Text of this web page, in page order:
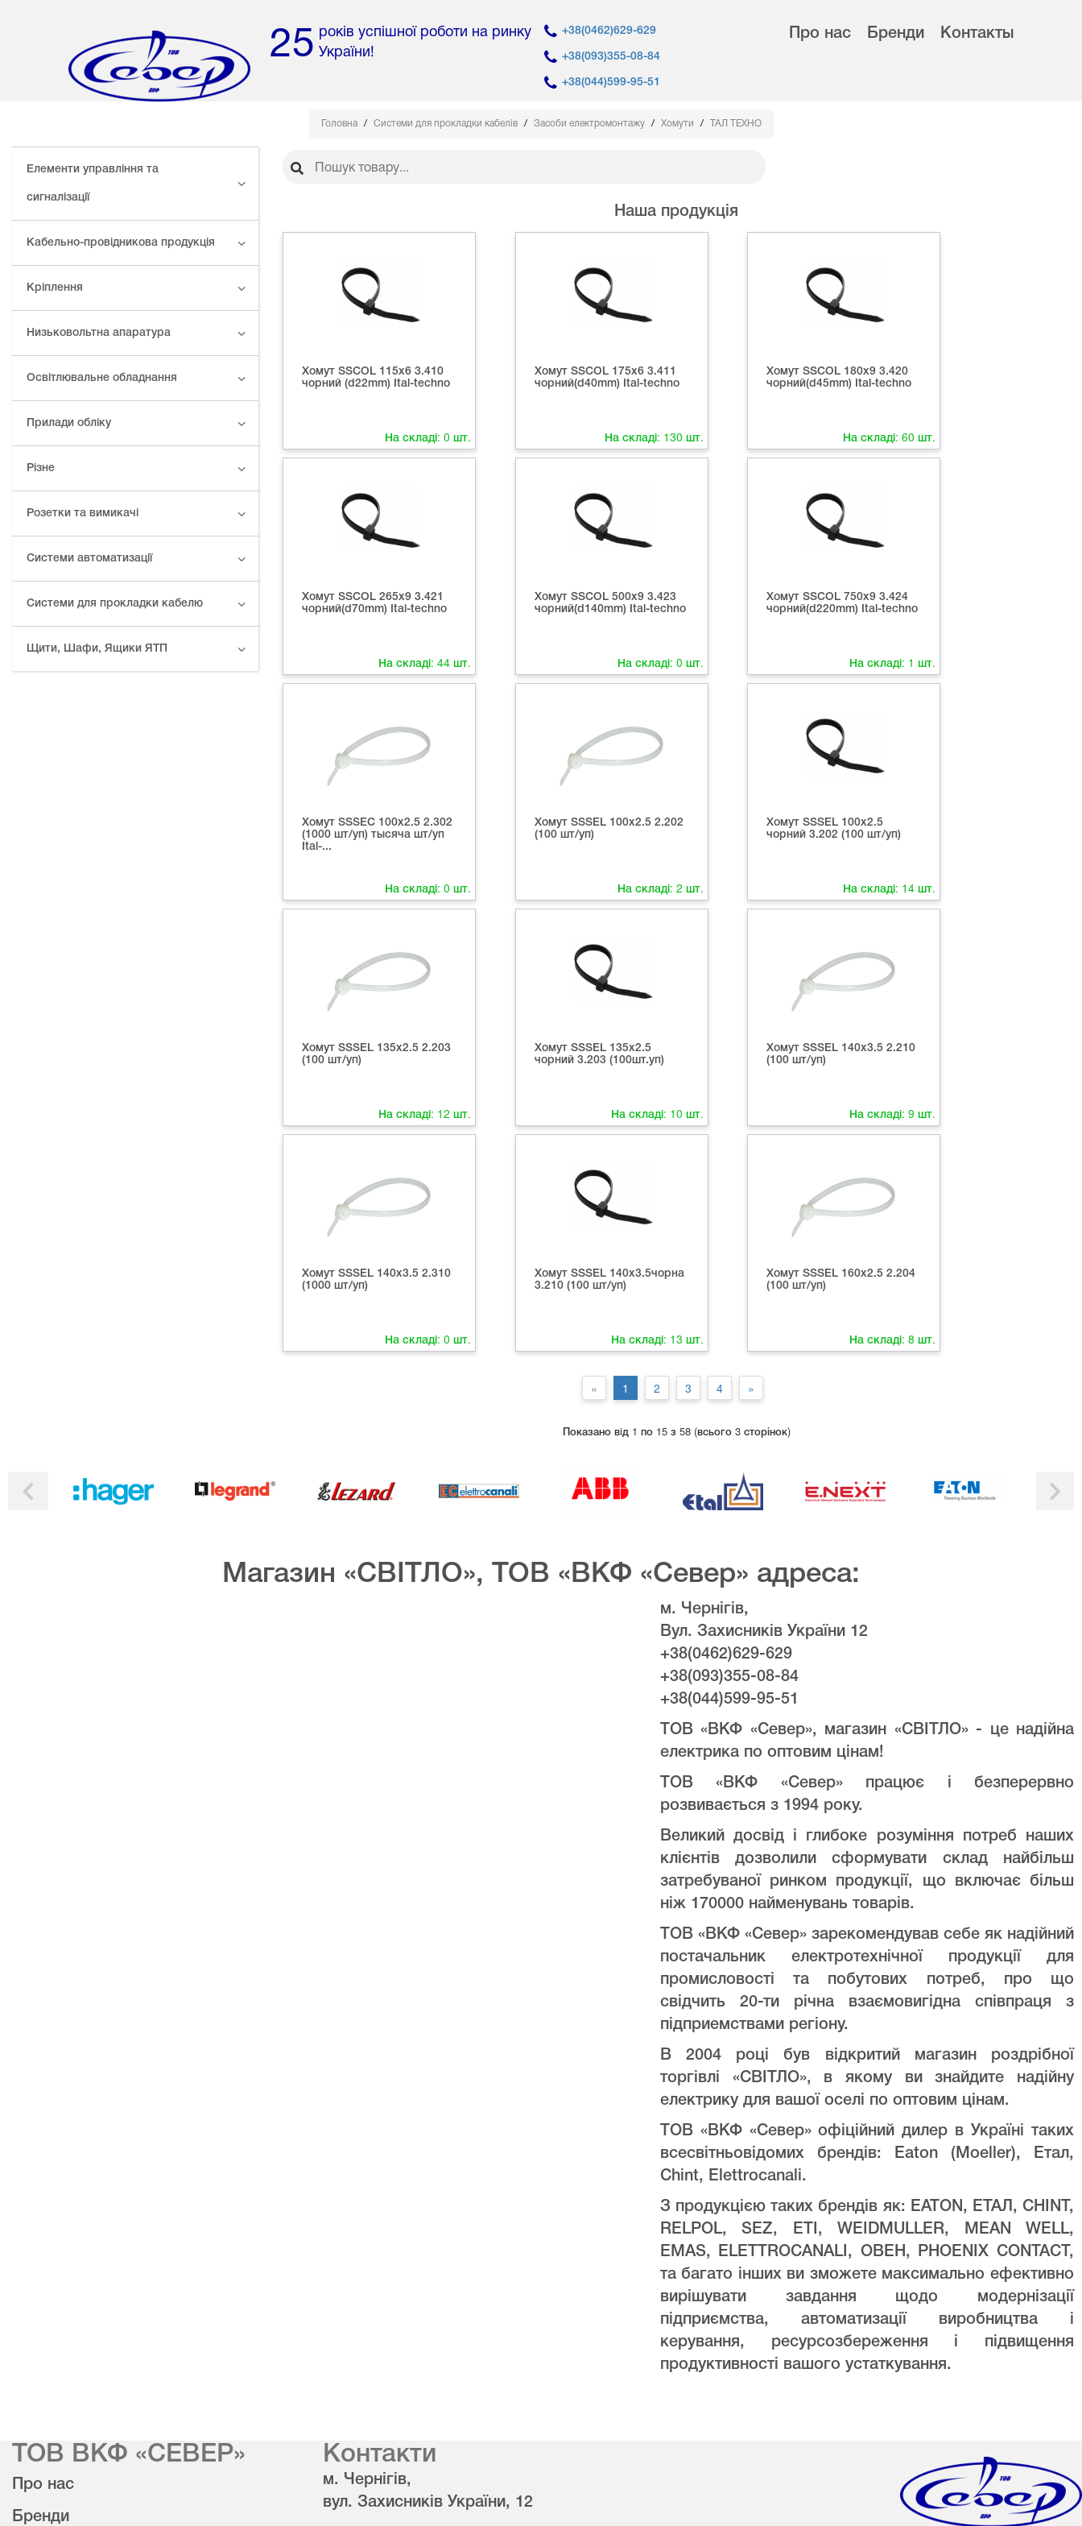
25 років успішної роботи на ринку
України!
+38(0462)629-629
+38(093)355-08-84
+38(044)599-95-51
Про нас Бренди Контакты
Елементи управління та
сигналізації
Кабельно-провідникова продукція
Кріплення
Низьковольтна апаратура
Освітлювальне обладнання
Прилади обліку
Різне
Розетки та вимикачі
Системи автоматизації
Системи для прокладки кабелю
Щити, Шафи, Ящики ЯТП
Головна Системи для прокладки кабелів Засоби електромонтажу Хомути ТАЛ ТЕХНО
Наша продукція
Хомут SSCOL 115x6 3.410
чорний (d22mm) Ital-techno
На складі: 0 шт.
Хомут SSCOL 175x6 3.411
чорний(d40mm) Ital-techno
На складі: 130 шт.
Хомут SSCOL 180x9 3.420
чорний(d45mm) Ital-techno
На складі:60 шт.
Хомут SSCOL 265x9 3.421
чорний(d70mm) Ital-techno
На складі: 44 шт.
Хомут SSCOL 500x9 3.423
чорний(d140mm) Ital-techno
На складі: 0 шт.
Хомут SSCOL 750x9 3.424
чорний(d220mm) Ital-techno
На складі: 1 шт.
Хомут SSSEC 100x2.5 2.302
(1000 шт/уп) тысяча шт/уп
Ital-...
На складі: 0 шт.
Хомут SSSEL 100x2.5 2.202
(100 шт/уп)
На складі: 2 шт.
Хомут SSSEL 100x2.5
чорний 3.202 (100 шт/уп)
На складі: 14 шт.
Хомут SSSEL 135x2.5 2.203
(100 шт/уп)
На складі: 12 шт.
Хомут SSSEL 135x2.5
чорний 3.203 (100шт.уп)
На складі: 10 шт.
Хомут SSSEL 140x3.5 2.210
(100 шт/уп)
На складі:9 шт.
Хомут SSSEL 140x3.5 2.310
(1000 шт/уп)
На складі: 0 шт.
Хомут SSSEL 140x3.5чорна
3.210 (100 шт/уп)
На складі: 13 шт.
Хомут SSSEL 160x2.5 2.204
(100 шт/уп)
На складі:8 шт.
« 1 2 3 4 »
Показано вiд 1 по 15 з 58 (всього 3 сторінок)
Магазин «СВІТЛО», ТОВ «ВКФ «Север» адреса:
м. Чернігів,
Вул. Захисників України 12
+38(0462)629-629
+38(093)355-08-84
+38(044)599-95-51
ТОВ «ВКФ «Север», магазин «СВІТЛО» - це надійна
електрика по оптовим цінам!
ТОВ «ВКФ «Север» працює і безперервно
розвивається з 1994 року.
Великий досвід і глибоке розуміння потреб наших
клієнтів дозволили сформувати склад найбільш
затребуваної ринком продукції, що включає більш
ніж 170000 найменувань товарів.
ТОВ «ВКФ «Север» зарекомендував себе як надійний
постачальник електротехнічної продукції для
промисловості та побутових потреб, про що
свідчить 20-ти річна взаємовигідна співпраця з
підприемствами регіону.
В 2004 році був відкритий магазин роздрібної
торгівлі «СВІТЛО», в якому ви знайдите надійну
електрику для вашої оселі по оптовим цінам.
ТОВ «ВКФ «Север» офіційний дилер в Україні таких
всесвітньовідомих брендів: Eaton (Moeller), Етал,
Chint, Elettrocanali.
З продукцією таких брендів як: EATON, ЕТАЛ, CHINT,
RELPOL, SEZ, ETI, WEIDMULLER, MEAN WELL,
EMAS, ELETTROCANALI, ОВЕН, PHOENIX CONTACT,
та багато інших ви зможете максимально ефективно
вирішувати завдання щодо модернізації
підприємства, автоматизації виробництва і
керування, ресурсозбереження і підвищення
продуктивності вашого устаткування.
ТОВ ВКФ «СЕВЕР»
Про нас
Бренди
Контакти
м. Чернігів,
вул. Захисників України, 12